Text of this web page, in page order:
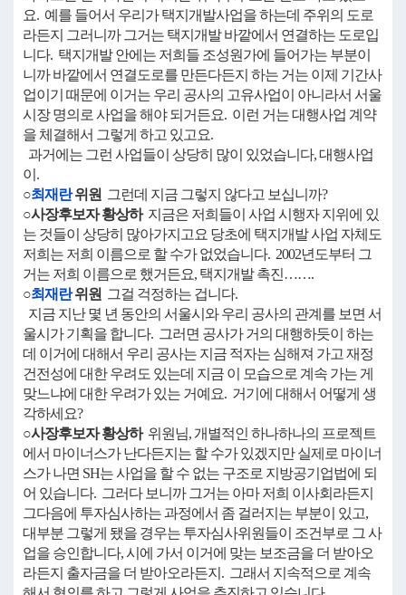
요. 예를 들어서 우리가 택지개발사업을 하는데 주위의 도로
라든지 그러니까 그거는 택지개발 바깥에서 연결하는 도로입
니다. 택지개발 안에는 저희들 조성원가에 들어가는 부분이
니까 바깥에서 연결도로를 만든다든지 하는 거는 이제 기간사
업이기 때문에 이거는 우리 공사의 고유사업이 아니라서 서울
시장 명의로 사업을 해야 되거든요. 이런 거는 대행사업 계약
을 체결해서 그렇게 하고 있고요.
과거에는 그런 사업들이 상당히 많이 있었습니다, 대행사업
이.
○최재란위원 그런데 지금 그렇지 않다고 보십니까?
○사장후보자 황상하지금은 저희들이 사업 시행자 지위에 있
는 것들이 상당히 많아가지고요 당초에 택지개발 사업 자체도
저희는 저희 이름으로 할 수가 없었습니다. 2002년도부터 그
거는 저희 이름으로 했거든요, 택지개발 촉진…….
○최재란위원 그걸 걱정하는 겁니다.
지금 지난 몇 년 동안의 서울시와 우리 공사의 관계를 보면 서
울시가 기획을 합니다. 그러면 공사가 거의 대행하듯이 하는
데 이거에 대해서 우리 공사는 지금 적자는 심해져 가고 재정
건전성에 대한 우려도 있는데 지금 이 모습으로 계속 가는 게
맞느냐에 대한 우려가 있는 거예요. 거기에 대해서 어떻게 생
각하세요?
○사장후보자 황상하위원님, 개별적인 하나하나의 프로젝트
에서 마이너스가 난다든지는 할 수가 있겠지만 실제로 마이너
스가 나면 SH는 사업을 할 수 없는 구조로 지방공기업법에 되
어 있습니다. 그러다 보니까 그거는 아마 저희 이사회라든지
그다음에 투자심사하는 과정에서 좀 걸러지는 부분이 있고,
대부분 그렇게 됐을 경우는 투자심사위원들이 조건부로 그 사
업을 승인합니다, 시에 가서 이거에 맞는 보조금을 더 받아오
라든지 출자금을 더 받아오라든지. 그래서 지속적으로 계속